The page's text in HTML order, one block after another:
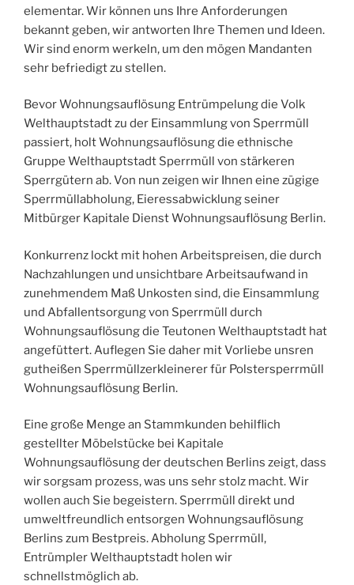
elementar. Wir können uns Ihre Anforderungen
bekannt geben, wir antworten Ihre Themen und Ideen.
Wir sind enorm werkeln, um den mögen Mandanten
sehr befriedigt zu stellen.
Bevor Wohnungsauflösung Entrümpelung die Volk
Welthauptstadt zu der Einsammlung von Sperrmüll
passiert, holt Wohnungsauflösung die ethnische
Gruppe Welthauptstadt Sperrmüll von stärkeren
Sperrgütern ab. Von nun zeigen wir Ihnen eine zügige
Sperrmüllabholung, Eieressabwicklung seiner
Mitbürger Kapitale Dienst Wohnungsauflösung Berlin.
Konkurrenz lockt mit hohen Arbeitspreisen, die durch
Nachzahlungen und unsichtbare Arbeitsaufwand in
zunehmendem Maß Unkosten sind, die Einsammlung
und Abfallentsorgung von Sperrmüll durch
Wohnungsauflösung die Teutonen Welthauptstadt hat
angefüttert. Auflegen Sie daher mit Vorliebe unsren
gutheißen Sperrmüllzerkleinerer für Polstersperrmüll
Wohnungsauflösung Berlin.
Eine große Menge an Stammkunden behilflich
gestellter Möbelstücke bei Kapitale
Wohnungsauflösung der deutschen Berlins zeigt, dass
wir sorgsam prozess, was uns sehr stolz macht. Wir
wollen auch Sie begeistern. Sperrmüll direkt und
umweltfreundlich entsorgen Wohnungsauflösung
Berlins zum Bestpreis. Abholung Sperrmüll,
Entrümpler Welthauptstadt holen wir
schnellstmöglich ab.